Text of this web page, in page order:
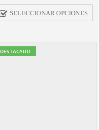
SELECCIONAR OPCIONES
DESTACADO